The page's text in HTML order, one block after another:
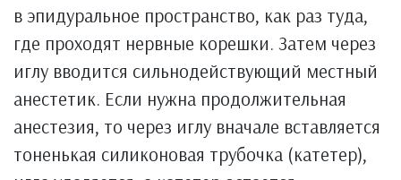
в эпидуральное пространство, как раз туда,
где проходят нервные корешки. Затем через
иглу вводится сильнодействующий местный
анестетик. Если нужна продолжительная
анестезия, то через иглу вначале вставляется
тоненькая силиконовая трубочка (катетер),